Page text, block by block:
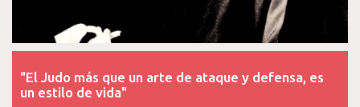
"El Judo más que un arte de ataque y defensa, es
un estilo de vida"